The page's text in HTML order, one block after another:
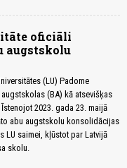
oficiāli
augstskolu
(LU) Padome
(BA) kā atsevišķas
2023. gada 23. maijā
abu augstskolu konsolidācijas
LU saimei, kļūstot par Latvijā
skolu.